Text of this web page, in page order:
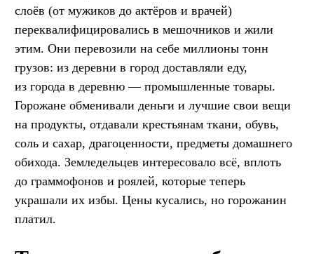
слоёв (от мужиков до актёров и врачей)
переквалифицировались в мешочников и жили
этим. Они перевозили на себе миллионы тонн
грузов: из деревни в город доставляли еду,
из города в деревню — промышленные товары.
Горожане обменивали деньги и лучшие свои вещи
на продукты, отдавали крестьянам ткани, обувь,
соль и сахар, драгоценности, предметы домашнего
обихода. Земледельцев интересовало всё, вплоть
до граммофонов и роялей, которые теперь
украшали их избы. Цены кусались, но горожанин
платил.